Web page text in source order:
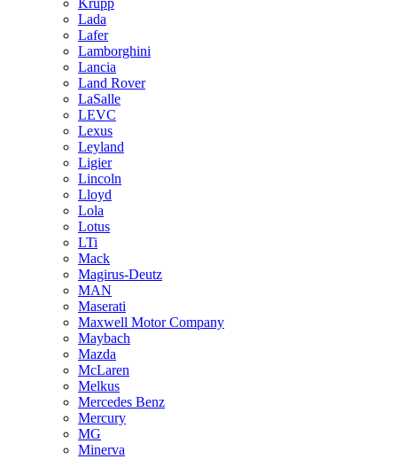
Lada
Lafer
Lamborghini
Lancia
Land Rover
LaSalle
LEVC
Lexus
Leyland
Ligier
Lincoln
Lloyd
Lola
Lotus
LTi
Mack
Magirus-Deutz
MAN
Maserati
Maxwell Motor Company
Maybach
Mazda
McLaren
Melkus
Mercedes Benz
Mercury
MG
Minerva